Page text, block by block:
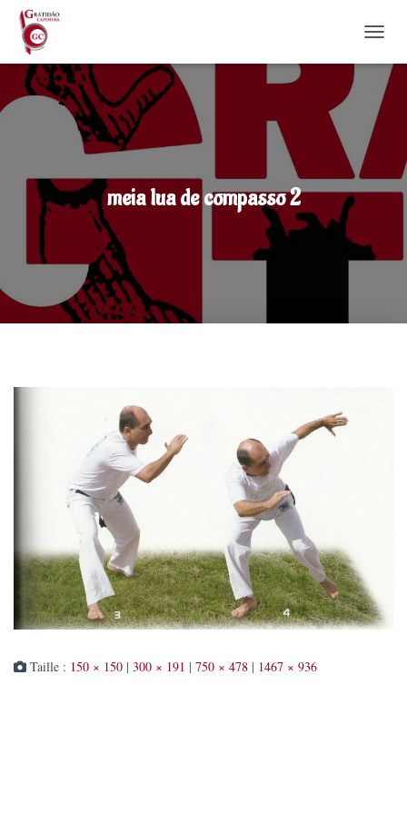
meia lua de compasso 2
Taille : 150 × 150 | 300 × 191 | 750 × 478 | 1467 × 936